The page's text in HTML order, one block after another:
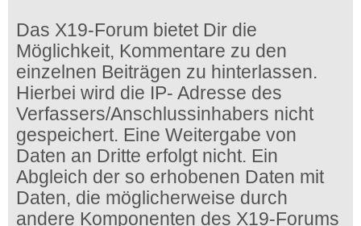
Das X19-Forum bietet Dir die
Möglichkeit, Kommentare zu den
einzelnen Beiträgen zu hinterlassen.
Hierbei wird die IP- Adresse des
Verfassers/Anschlussinhabers nicht
gespeichert. Eine Weitergabe von
Daten an Dritte erfolgt nicht. Ein
Abgleich der so erhobenen Daten mit
Daten, die möglicherweise durch
andere Komponenten des X19-Forums